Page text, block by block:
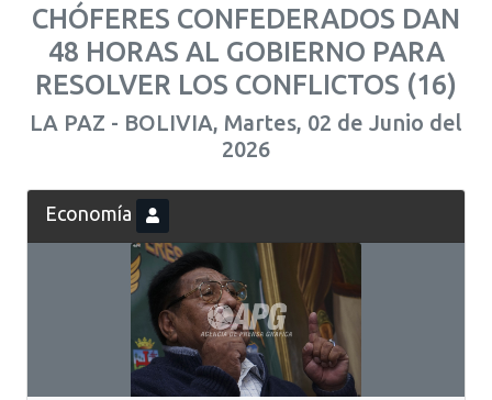
CHÓFERES CONFEDERADOS DAN
48 HORAS AL GOBIERNO PARA
RESOLVER LOS CONFLICTOS (16)
LA PAZ - BOLIVIA, Martes, 02 de Junio del
2026
Economía